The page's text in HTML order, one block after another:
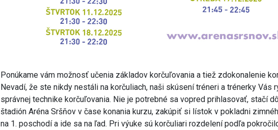
Ponúkame vám možnosť učenia základov korčuľovania a tiež zdokonalenie
Nevadí, že ste nikdy nestáli na korčuliach, naši skúsení tréneri a trénerky Vás
správnej technike korčuľovania. Nie je potrebné sa vopred prihlasovať, stačí
štadión Aréna Sršňov v čase konania kurzu, zakúpiť si lístok v pokladni
na 1. poschodí a ide sa na ľad. Pri výuke sú korčuliari rozdelení podľa